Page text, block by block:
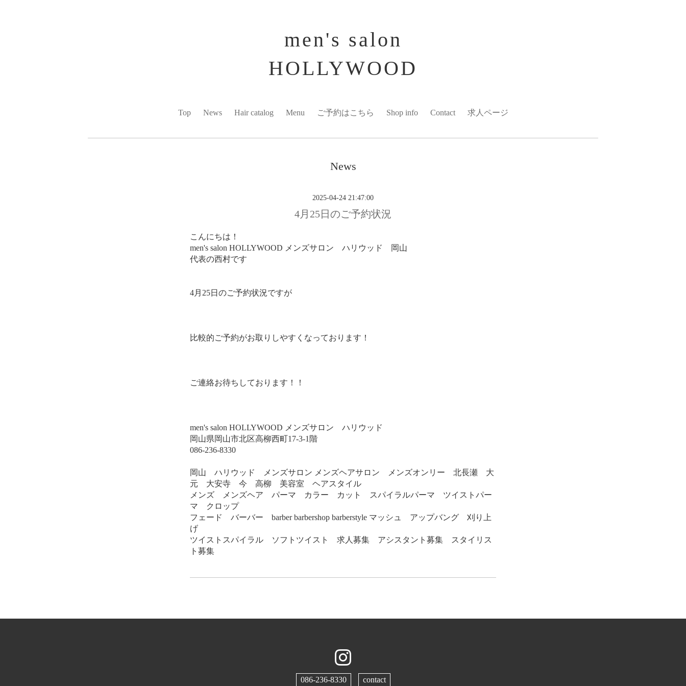
men's salon
HOLLYWOOD
Top News Hair catalog Menu ご予約はこちら Shop info Contact 求人ページ
News
2025-04-24 21:47:00
4月25日のご予約状況
こんにちは！
men's salon HOLLYWOOD メンズサロン ハリウッド 岡山
代表の西村です
4月25日のご予約状況ですが
比較的ご予約がお取りしやすくなっております！
ご連絡お待ちしております！！
men's salon HOLLYWOOD メンズサロン ハリウッド
岡山県岡山市北区高柳西町17-3-1階
086-236-8330
岡山 ハリウッド メンズサロン メンズヘアサロン メンズオンリー 北長瀬 大
元 大安寺 今 高柳 美容室 ヘアスタイル
メンズ メンズヘア パーマ カラー カット スパイラルパーマ ツイストパー
マ クロップ
フェード バーバー barber barbershop barberstyle マッシュ アップバング 刈り上
げ
ツイストスパイラル ソフトツイスト 求人募集 アシスタント募集 スタイリス
ト募集
086-236-8330 contact